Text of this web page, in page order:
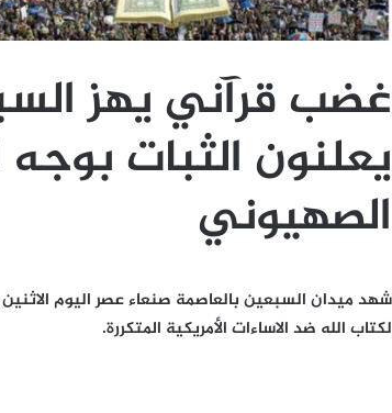
غضب قرآني يهز
يعلنون الثبات بوجه
الصهيوني
لكتاب الله ضد الاساءات الأمريكية المتكررة.